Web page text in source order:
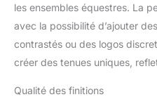
les ensembles équestres. La
avec la possibilité d’ajouter
contrastés ou des logos
créer des tenues uniques,
Qualité des finitions